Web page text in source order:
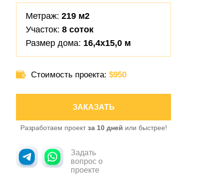
Метраж: 219 м2
Участок: 8 соток
Размер дома: 16,4х15,0 м
Разработаем проект за 10 дней или быстрее!
ЗАКАЗАТЬ
Задать
вопрос о
проекте
Стоимость проекта: $950